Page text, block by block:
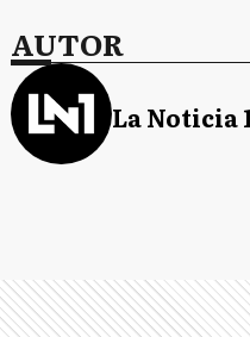
AUTOR
La Noticia